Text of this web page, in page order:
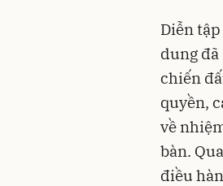
Diễn
dung
chiến
quyền,
về
bàn.
điều